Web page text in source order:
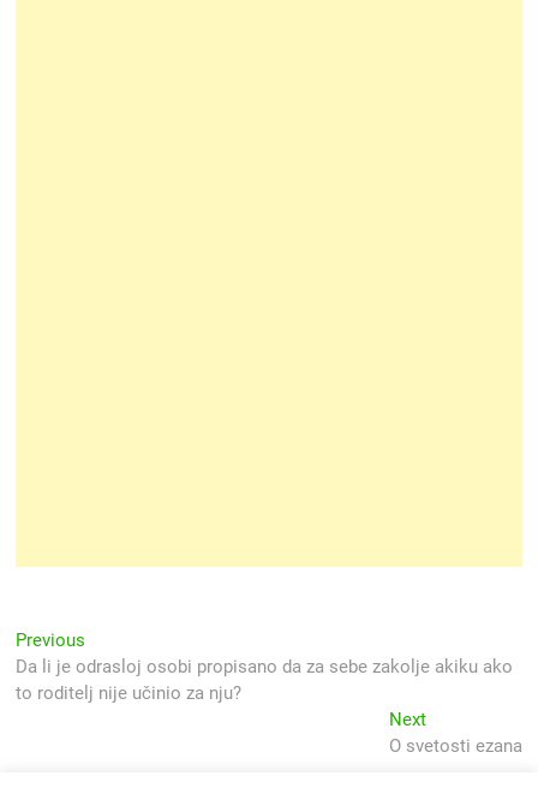
Navigacija
objava
Previous
post:
Da li je odrasloj osobi propisano da za sebe zakolje akiku ako
to roditelj nije učinio za nju?
NextNext
post:
O svetosti ezana